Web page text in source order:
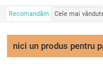
Recomandăm Cele mai
nici un produs pentru